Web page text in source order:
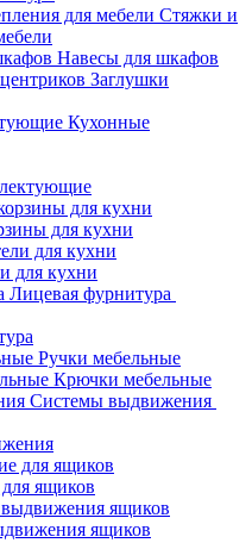
Стяжки и
Навесы для шкафов
Заглушки
Кухонные
для кухни
для кухни
Лицевая фурнитура
Ручки мебельные
Крючки мебельные
Системы выдвижения
ящиков
ящиков